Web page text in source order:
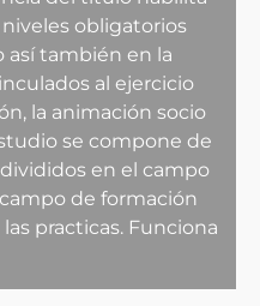
obligatorios
así también en la
al ejercicio
la animación socio
se compone de
en el campo
de formación
practicas. Funciona